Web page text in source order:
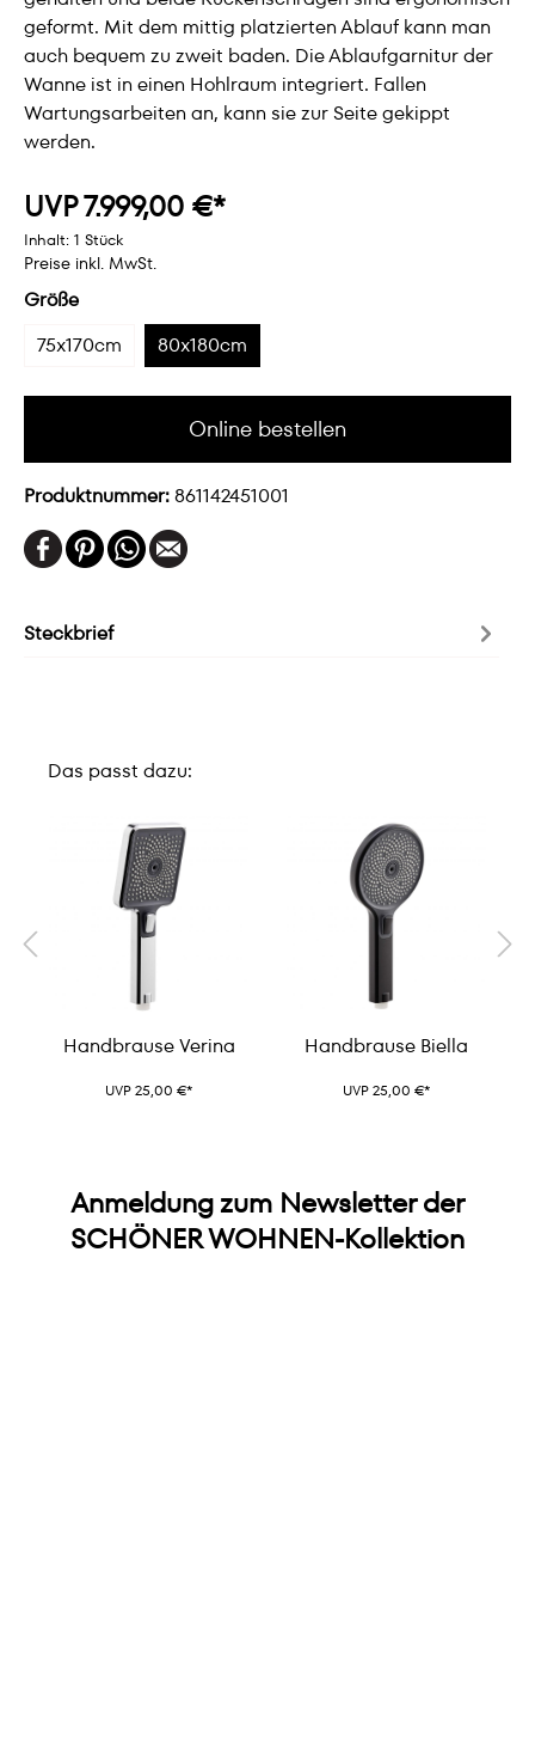
geformt. Mit dem mittig platzierten Ablauf kann man
auch bequem zu zweit baden. Die Ablaufgarnitur der
Wanne ist in einen Hohlraum integriert. Fallen
Wartungsarbeiten an, kann sie zur Seite gekippt
werden.
UVP 7.999,00 €*
Inhalt: 1 Stück
Preise inkl. MwSt.
Größe
75x170cm
80x180cm
Online bestellen
Produktnummer:861142451001
Steckbrief
Das passt dazu:
Handbrause Verina
UVP 25,00 €*
Handbrause Biella
UVP 25,00 €*
Anmeldung zum Newsletter der
SCHÖNER WOHNEN-Kollektion